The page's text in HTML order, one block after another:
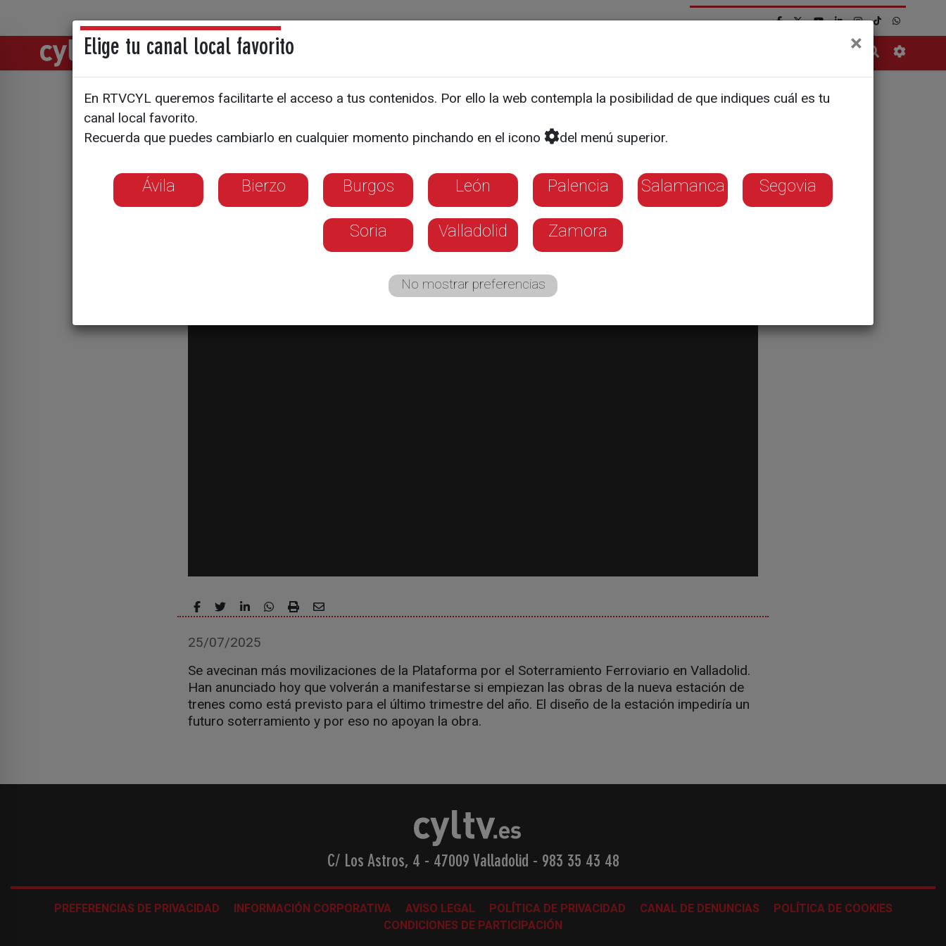
Directos Noticias
La Plataforma por el Soterramiento
Ferroviario de Valladolid se manifestará en
contra si comienzan las obras de la nueva
estación de trenes
25/07/2025
Se avecinan más movilizaciones de la Plataforma por el Soterramiento Ferroviario en Valladolid.
Han anunciado hoy que volverán a manifestarse si empiezan las obras de la nueva estación de
trenes como está previsto para el último trimestre del año. El diseño de la estación impediría un
futuro soterramiento y por eso no apoyan la obra.
C/ Los Astros, 4 - 47009 Valladolid - 983 35 43 48
PREFERENCIAS DE PRIVACIDAD INFORMACIÓN CORPORATIVA AVISO LEGAL POLÍTICA DE PRIVACIDAD CANAL DE DENUNCIAS
POLÍTICA DE COOKIES
CONDICIONES DE PARTICIPACIÓN
Elige tu canal local favorito ×
En RTVCYL queremos facilitarte el acceso a tus contenidos. Por ello la web contempla la posibilidad de que indiques cuál es tu
canal local favorito.
Recuerda que puedes cambiarlo en cualquier momento pinchando en el icono
del menú superior.
Ávila Bierzo Burgos León Palencia Salamanca Segovia
Soria Valladolid Zamora
No mostrar preferencias